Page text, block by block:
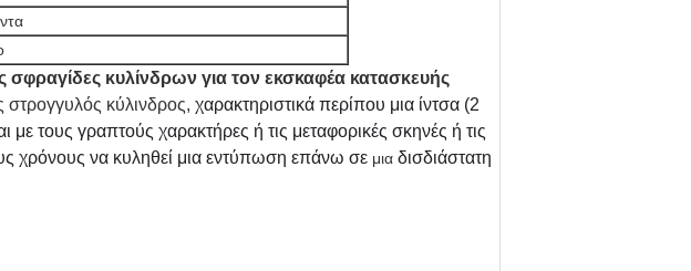
σφραγίδες κυλίνδρων για τον εκσκαφέα κατασκευής
στρογγυλός κύλινδρος, χαρακτηριστικά περίπου μια ίντσα (2
τους γραπτούς χαρακτήρες ή τις μεταφορικές σκηνές ή τις
χρόνους να κυληθεί μια εντύπωση επάνω σε μια δισδιάστατη